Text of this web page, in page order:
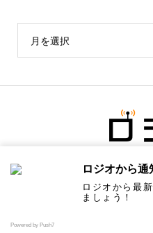
月を選択
Copyright © ロジオ／地元の情報にち
ロジオから通
ロジオから最
ましょう！
Powered by Push7